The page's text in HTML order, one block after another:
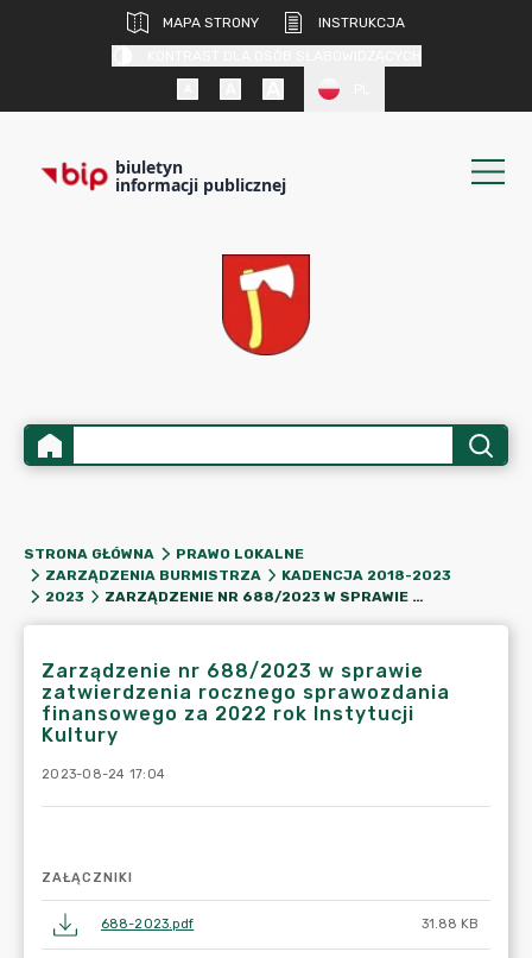
MAPA STRONY
INSTRUKCJA
biuletyn
informacji publicznej
STRONA GŁÓWNA
PRAWO LOKALNE
ZARZĄDZENIA BURMISTRZA
KADENCJA 2018-2023
2023
ZARZĄDZENIE NR 688/2023 W SPRAWIE ZATWIERDZENIA ROCZNEGO SPRAWOZDANIA FINANSOWEGO ZA 2022 ROK INSTYTUCJI KULTURY
Zarządzenie nr 688/2023 w sprawie
zatwierdzenia rocznego sprawozdania
finansowego za 2022 rok Instytucji
Kultury
2023-08-24 17:04
ZAŁĄCZNIKI
688-2023.pdf 31.88 KB